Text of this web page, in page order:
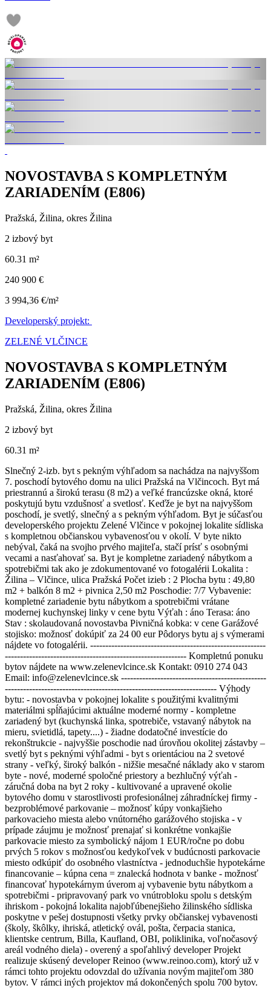
NOVOSTAVBA S KOMPLETNÝM
ZARIADENÍM (E806)
Pražská, Žilina, okres Žilina
2 izbový byt
60.31 m²
240 900 €
3 994,36 €/m²
Developerský projekt:
ZELENÉ VLČINCE
NOVOSTAVBA S KOMPLETNÝM
ZARIADENÍM (E806)
Pražská, Žilina, okres Žilina
2 izbový byt
60.31 m²
Slnečný 2-izb. byt s pekným výhľadom sa nachádza na najvyššom
7. poschodí bytového domu na ulici Pražská na Vlčincoch. Byt má
priestrannú a širokú terasu (8 m2) a veľké francúzske okná, ktoré
poskytujú bytu vzdušnosť a svetlosť. Keďže je byt na najvyššom
poschodí, je svetlý, slnečný a s pekným výhľadom. Byt je súčasťou
developerského projektu Zelené Vlčince v pokojnej lokalite sídliska
s kompletnou občianskou vybavenosťou v okolí. V byte nikto
nebýval, čaká na svojho prvého majiteľa, stačí prísť s osobnými
vecami a nasťahovať sa. Byt je kompletne zariadený nábytkom a
spotrebičmi tak ako je zdokumentované vo fotogalérii Lokalita :
Žilina – Vlčince, ulica Pražská Počet izieb : 2 Plocha bytu : 49,80
m2 + balkón 8 m2 + pivnica 2,50 m2 Poschodie: 7/7 Vybavenie:
kompletné zariadenie bytu nábytkom a spotrebičmi vrátane
modernej kuchynskej linky v cene bytu Výťah : áno Terasa: áno
Stav : skolaudovaná novostavba Pivničná kobka: v cene Garážové
stojisko: možnosť dokúpiť za 24 00 eur Pôdorys bytu aj s výmerami
nájdete vo fotogalérii. ----------------------------------------------------------
------------------------------------------------------------ Kompletnú ponuku
bytov nájdete na www.zelenevlcince.sk Kontakt: 0910 274 043
Email: info@zelenevlcince.sk ------------------------------------------------
---------------------------------------------------------------------- Výhody
bytu: - novostavba v pokojnej lokalite s použitými kvalitnými
materiálmi spĺňajúcimi aktuálne moderné normy - kompletne
zariadený byt (kuchynská linka, spotrebiče, vstavaný nábytok na
mieru, svietidlá, tapety....) - žiadne dodatočné investície do
rekonštrukcie - najvyššie poschodie nad úrovňou okolitej zástavby –
svetlý byt s peknými výhľadmi - byt s orientáciou na 2 svetové
strany - veľký, široký balkón - nižšie mesačné náklady ako v starom
byte - nové, moderné spoločné priestory a bezhlučný výťah -
záručná doba na byt 2 roky - kultivované a upravené okolie
bytového domu v starostlivosti profesionálnej záhradníckej firmy -
bezproblémové parkovanie – možnosť kúpy vonkajšieho
parkovacieho miesta alebo vnútorného garážového stojiska - v
prípade záujmu je možnosť prenajať si konkrétne vonkajšie
parkovacie miesto za symbolický nájom 1 EUR/ročne po dobu
prvých 5 rokov s možnosťou kedykoľvek v budúcnosti parkovacie
miesto odkúpiť do osobného vlastníctva - jednoduchšie hypotekárne
financovanie – kúpna cena = znalecká hodnota v banke - možnosť
financovať hypotekárnym úverom aj vybavenie bytu nábytkom a
spotrebičmi - pripravovaný park vo vnútrobloku spolu s detským
ihriskom - pokojná lokalita najobľúbenejšieho žilinského sídliska
poskytne v pešej dostupnosti všetky prvky občianskej vybavenosti
(školy, škôlky, ihriská, atletický ovál, pošta, čerpacia stanica,
klientske centrum, Billa, Kaufland, OBI, poliklinika, voľnočasový
areál vodného diela) - overený a spoľahlivý developer Projekt
realizuje skúsený developer Reinoo (www.reinoo.com), ktorý už v
rámci tohto projektu odovzdal do užívania novým majiteľom 380
bytov. V rámci iných projektov má dokončených spolu 700 bytov.